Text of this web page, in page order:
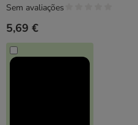
5,69 €
Sem avaliações